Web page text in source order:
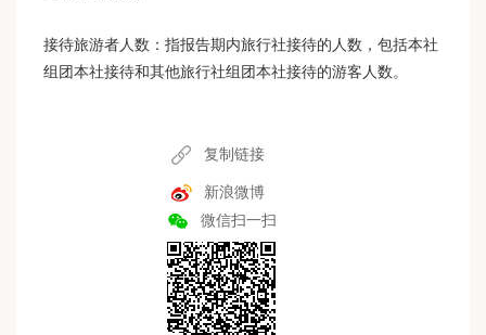
接待旅游者人数：指报告期内旅行社接待的人数，包括本社
组团本社接待和其他旅行社组团本社接待的游客人数。
复制链接
新浪微博
微信扫一扫